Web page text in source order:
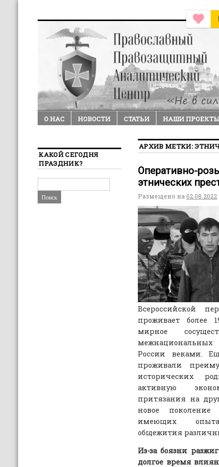
О НАС НОВОСТИ СТАТЬИ НАШИ
АРХИВ МЕТКИ:
Оперативно-
этнических
Размещено на 02.08.2022
Всероссийской
проживает более
мирное
России веками.
проживали
исторических
активную
притязания на
новое
имеющих опыта
общежития
Из-за боязни
долгое время
КАКОЙ СЕГОДНЯ
ПРАЗДНИК?